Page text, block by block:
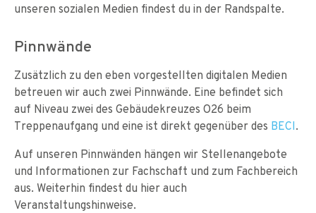
unseren sozialen Medien findest du in der Randspalte.
Pinnwände
Zusätzlich zu den eben vorgestellten digitalen Medien
betreuen wir auch zwei Pinnwände. Eine befindet sich
auf Niveau zwei des Gebäudekreuzes O26 beim
Treppenaufgang und eine ist direkt gegenüber des BECI.
Auf unseren Pinnwänden hängen wir Stellenangebote
und Informationen zur Fachschaft und zum Fachbereich
aus. Weiterhin findest du hier auch
Veranstaltungshinweise.